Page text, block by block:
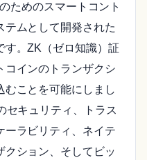
ためのスマートコント
テムとして開発された
す。ZK（ゼロ知識）証
コインのトランザクシ
むことを可能にしまし
セキュリティ、トラス
ーラビリティ、ネイテ
クション、そしてビッ